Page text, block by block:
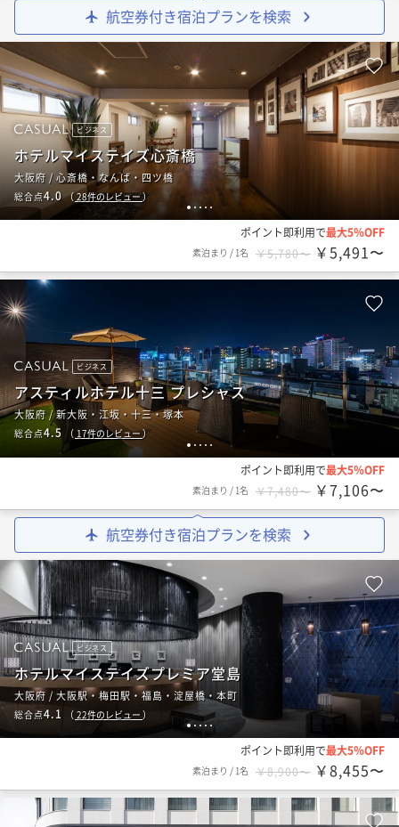
航空券付き宿泊プランを検索
1 2 34 5
ビジネス
ホテルマイステイズ心斎橋
大阪府 / 心斎橋・なんば・四ツ橋
総合点4.0（28件のレビュー）
ポイント即利用で最大5％OFF
素泊まり / 1名 ￥5,780〜 ￥5,491〜
1 2 3 4 5
ビジネス
アスティルホテル十三 プレシャス
大阪府 / 新大阪・江坂・十三・塚本
総合点4.5 （ 17件のレビュー）
ポイント即利用で最大5％OFF
素泊まり / 1名 ￥7,480〜 ￥7,106〜
航空券付き宿泊プランを検索
12345
ビジネス
ホテルマイステイズプレミア堂島
大阪府 / 大阪駅・梅田駅・福島・淀屋橋・本町
総合点4.1 （ 22件のレビュー ）
ポイント即利用で最大5％OFF
素泊まり / 1名 ￥8,900〜 ￥8,455〜